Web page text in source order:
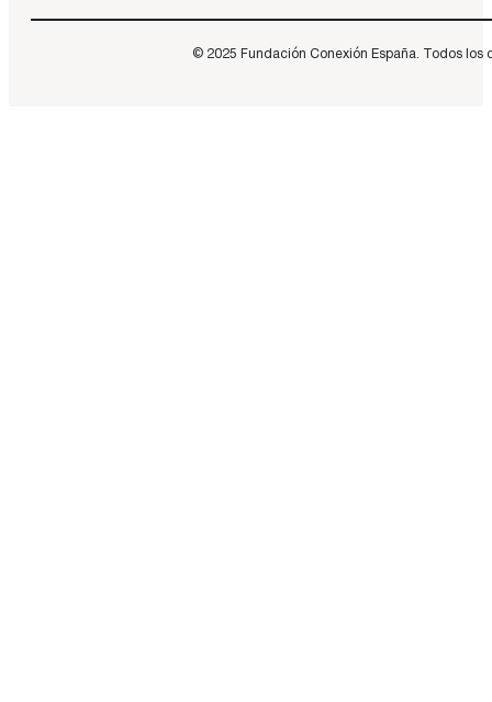
© 2025 Fundación Conexión España. Todos los